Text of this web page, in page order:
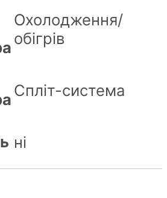
Охолодження/
обігрів
Спліт-система
ні